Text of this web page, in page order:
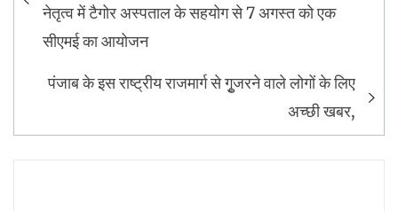
नेतृत्व में टैगोर अस्पताल के सहयोग से 7 अगस्त को एक
सीएमई का आयोजन
पंजाब के इस राष्ट्रीय राजमार्ग से गुृजरने वाले लोगों के लिए
अच्छी खबर,